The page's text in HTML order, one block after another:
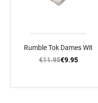
Rumble Tok Dames Wit
€11.95€9.95